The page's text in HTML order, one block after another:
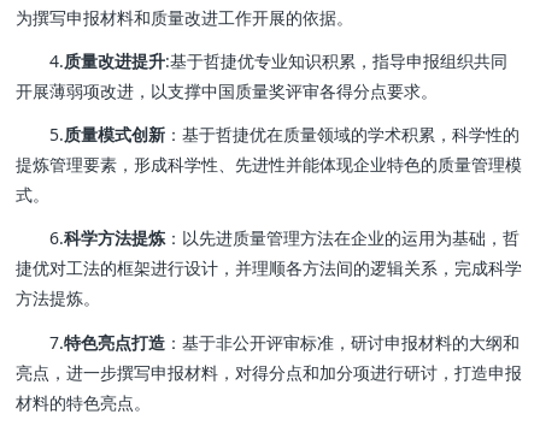
为撰写申报材料和质量改进工作开展的依据。
4.质量改进提升:基于哲捷优专业知识积累，指导申报组织共同
开展薄弱项改进，以支撑中国质量奖评审各得分点要求。
5.质量模式创新 ：基于哲捷优在质量领域的学术积累，科学性的
提炼管理要素，形成科学性、先进性并能体现企业特色的质量管理模
式。
6.科学方法提炼：以先进质量管理方法在企业的运用为基础，哲
捷优对工法的框架进行设计，并理顺各方法间的逻辑关系，完成科学
方法提炼。
7.特色亮点打造 ：基于非公开评审标准，研讨申报材料的大纲和
亮点，进一步撰写申报材料，对得分点和加分项进行研讨，打造申报
材料的特色亮点。